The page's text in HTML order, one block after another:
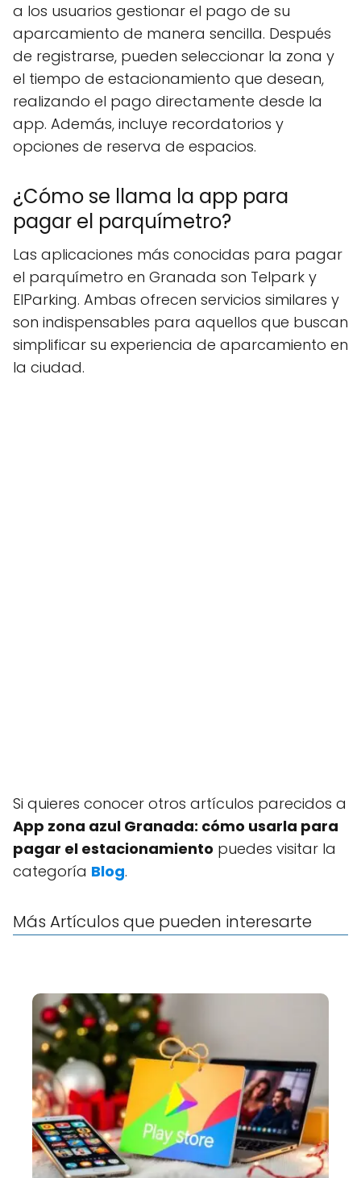
a los usuarios gestionar el pago de su
aparcamiento de manera sencilla. Después
de registrarse, pueden seleccionar la zona y
el tiempo de estacionamiento que desean,
realizando el pago directamente desde la
app. Además, incluye recordatorios y
opciones de reserva de espacios.
¿Cómo se llama la app para
pagar el parquímetro?
Las aplicaciones más conocidas para pagar
el parquímetro en Granada son Telpark y
ElParking. Ambas ofrecen servicios similares y
son indispensables para aquellos que buscan
simplificar su experiencia de aparcamiento en
la ciudad.
Si quieres conocer otros artículos parecidos a
App zona azul Granada: cómo usarla para
pagar el estacionamiento puedes visitar la
categoría Blog.
Más Artículos que pueden interesarte